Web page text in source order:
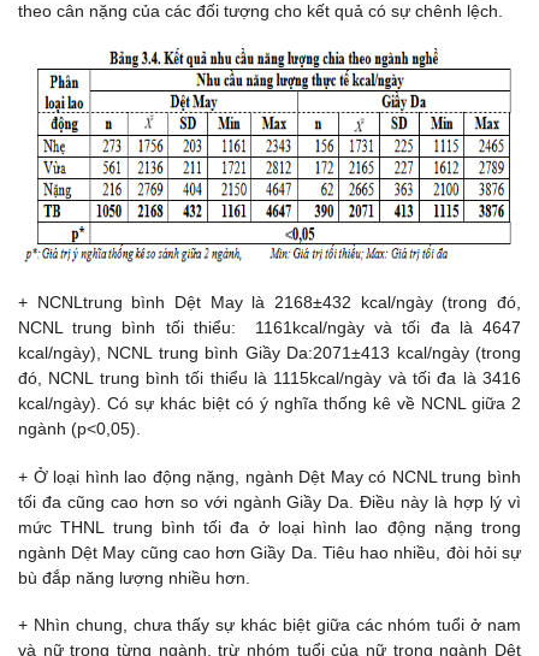
theo cân nặng của các đối tượng cho kết quả có sự chênh lệch.
+ NCNLtrung bình Dệt May là 2168±432 kcal/ngày (trong đó,
NCNL trung bình tối thiểu: 1161kcal/ngày và tối đa là 4647
kcal/ngày), NCNL trung bình Giầy Da:2071±413 kcal/ngày (trong
đó, NCNL trung bình tối thiểu là 1115kcal/ngày và tối đa là 3416
kcal/ngày). Có sự khác biệt có ý nghĩa thống kê về NCNL giữa 2
ngành (p<0,05).
+ Ở loại hình lao động nặng, ngành Dệt May có NCNL trung bình
tối đa cũng cao hơn so với ngành Giầy Da. Điều này là hợp lý vì
mức THNL trung bình tối đa ở loại hình lao động nặng trong
ngành Dệt May cũng cao hơn Giầy Da. Tiêu hao nhiều, đòi hỏi sự
bù đắp năng lượng nhiều hơn.
+ Nhìn chung, chưa thấy sự khác biệt giữa các nhóm tuổi ở nam
và nữ trong từng ngành, trừ nhóm tuổi của nữ trong ngành Dệt